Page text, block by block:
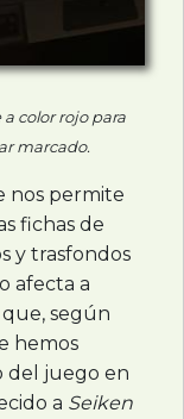
color rojo para
marcado.
nos permite
fichas de
y trasfondos
afecta a
según
hemos
del juego en
a Seiken